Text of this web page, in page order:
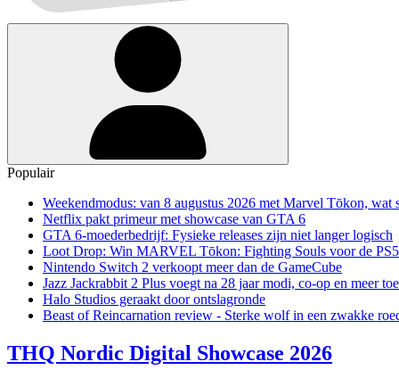
Populair
Weekendmodus: van 8 augustus 2026 met Marvel Tōkon, wat
Netflix pakt primeur met showcase van GTA 6
GTA 6-moederbedrijf: Fysieke releases zijn niet langer logisch
Loot Drop: Win MARVEL Tōkon: Fighting Souls voor de PS5
Nintendo Switch 2 verkoopt meer dan de GameCube
Jazz Jackrabbit 2 Plus voegt na 28 jaar modi, co-op en meer toe
Halo Studios geraakt door ontslagronde
Beast of Reincarnation review - Sterke wolf in een zwakke
THQ Nordic Digital Showcase 2026